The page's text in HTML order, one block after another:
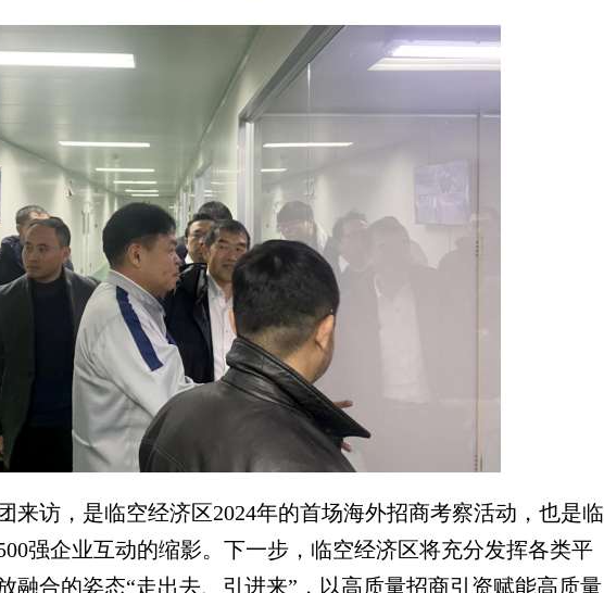
访，是临空经济区2024年的首场海外招商考察活动，也是临
强企业互动的缩影。下一步，临空经济区将充分发挥各类平
融合的姿态“走出去、引进来”，以高质量招商引资赋能高质量